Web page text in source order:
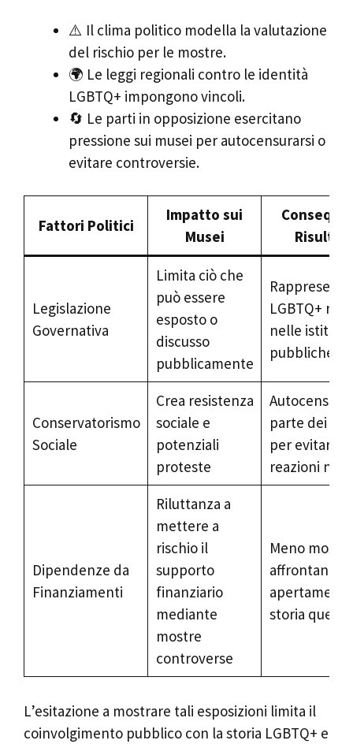
⚠️ Il clima politico modella la valutazione
del rischio per le mostre.
🌍 Le leggi regionali contro le identità
LGBTQ+ impongono vincoli.
🔄 Le parti in opposizione esercitano
pressione sui musei per autocensurarsi o
evitare controversie.
Fattori Politici
Impatto sui
Musei
Legislazione
Governativa
Limita ciò che
può essere
esposto o
discusso
pubblicamente
LGBTQ+
nelle
pubbliche
Conservatorismo
Sociale
Crea resistenza
sociale e
potenziali
proteste
Autocensura
parte dei
per evitare
reazioni
Dipendenze da
Finanziamenti
Riluttanza a
mettere a
rischio il
supporto
finanziario
mediante
mostre
controverse
Meno
affrontano
storia queer
L’esitazione a mostrare tali esposizioni limita il
coinvolgimento pubblico con la storia LGBTQ+ e